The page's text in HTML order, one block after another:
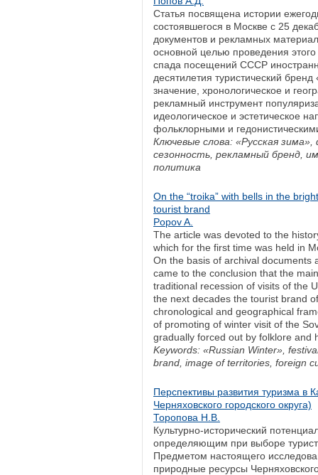
Статья посвящена истории
состоявшегося в Москве с 25
документов и рекламных
основной целью проведения
спада посещений СССР
десятилетия туристический
значение, хронологическое и
рекламный инструмент
идеологическое и эстетическое
фольклорными и
Ключевые слова: «Русская
сезонность, рекламный бренд,
политика
On the “troika” with bells in the
tourist brand
Popov A.
The article was devoted to the
which for the first time was held in
On the basis of archival documents
came to the conclusion that the
traditional recession of visits of the
the next decades the tourist brand
chronological and geographical
of promoting of winter visit of the
gradually forced out by folklore and
Keywords: «Russian Winter»,
brand, image of territories, foreign
Перспективы развития туризма в
Черняховского городского округа)
Торопова Н.В.
Культурно-исторический
определяющим при выборе
Предметом настоящего
природные ресурсы